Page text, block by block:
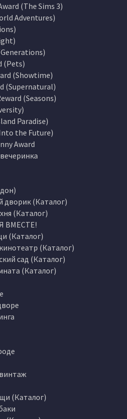
(The Sims 3)
Adventures)
(Pets)
(Showtime)
(Supernatural)
(Seasons)
Paradise)
the Future)
Award
дворик (Каталог)
(Каталог)
ВМЕСТЕ!
(Каталог)
(Каталог)
сад (Каталог)
(Каталог)
(Каталог)